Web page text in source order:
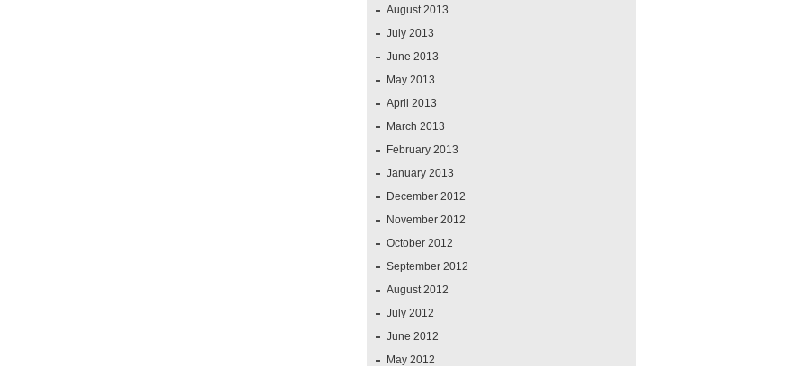
August 2013
July 2013
June 2013
May 2013
April 2013
March 2013
February 2013
January 2013
December 2012
November 2012
October 2012
September 2012
August 2012
July 2012
June 2012
May 2012